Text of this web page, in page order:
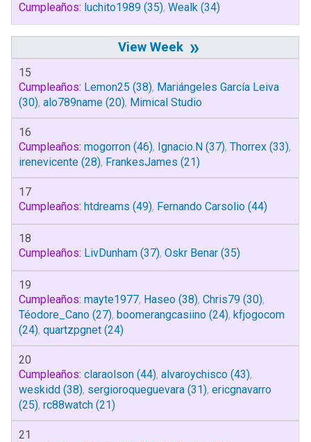
Cumpleaños: luchito1989 (35), Wealk (34)
»
15
Cumpleaños: Lemon25 (38), Mariángeles García Leiva
(30), alo789name (20), Mimical Studio
16
Cumpleaños: mogorron (46), Ignacio.N (37), Thorrex (33),
irenevicente (28), FrankesJames (21)
17
Cumpleaños: htdreams (49), Fernando Carsolio (44)
18
Cumpleaños: LivDunham (37), Oskr Benar (35)
19
Cumpleaños: mayte1977, Haseo (38), Chris79 (30),
Téodore_Cano (27), boomerangcasiino (24), kfjogocom
(24), quartzpgnet (24)
20
Cumpleaños: claraolson (44), alvaroychisco (43),
weskidd (38), sergioroqueguevara (31), ericgnavarro
(25), rc88watch (21)
21